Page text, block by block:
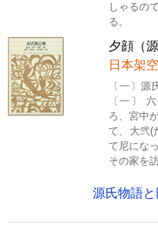
しゃるの
る。
夕顔（
日本架
〔一〕
〔一〕
ろ、宮中
て、大弐(
て尼にな
その家を
源氏物語